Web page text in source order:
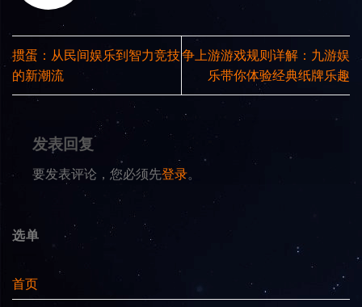
掼蛋：从民间娱乐到智力竞技
的新潮流
争上游游戏规则详解：九游娱
乐带你体验经典纸牌乐趣
发表回复
要发表评论，您必须先登录。
选单
首页